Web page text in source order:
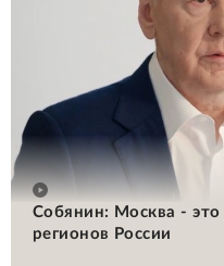
Собянин: Москва - это
регионов России